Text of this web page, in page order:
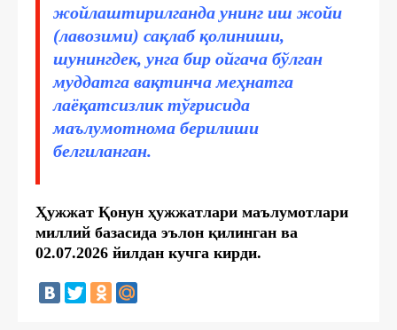
жойлаштирилганда унинг иш жойи
(лавозими) сақлаб қолиниши,
шунингдек, унга бир ойгача бўлган
муддатга вақтинча меҳнатга
лаёқатсизлик тўғрисида
маълумотнома берилиши
белгиланган.
Ҳужжат Қонун ҳужжатлари маълумотлари
миллий базасида эълон қилинган ва
02.07.2026 йилдан кучга кирди.